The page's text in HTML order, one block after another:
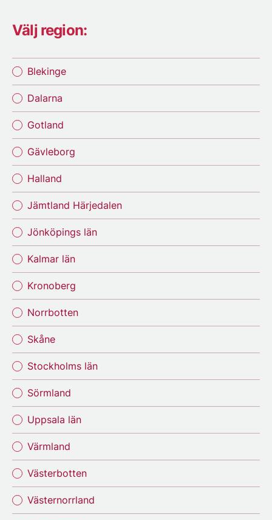
Välj region:
Blekinge
Dalarna
Gotland
Gävleborg
Halland
Jämtland Härjedalen
Jönköpings län
Kalmar län
Kronoberg
Norrbotten
Skåne
Stockholms län
Sörmland
Uppsala län
Värmland
Västerbotten
Västernorrland